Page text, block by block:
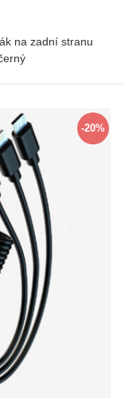
na zadní stranu
-20%